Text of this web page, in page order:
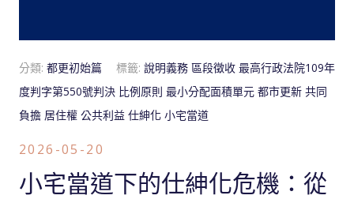
分類: 都更初始篇 標籤: 說明義務 區段徵收 最高行政法院109年
度判字第550號判決 比例原則 最小分配面積單元 都市更新 共同
負擔 居住權 公共利益 仕紳化 小宅當道
2026-05-20
小宅當道下的仕紳化危機：從